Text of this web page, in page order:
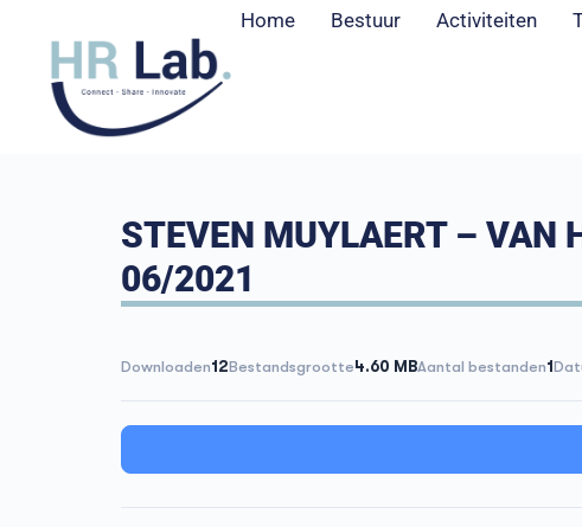
Home Bestuur Activiteiten
STEVEN MUYLAERT – VAN
06/2021
Downloaden12Bestandsgrootte4.60 MBAantal bestanden1